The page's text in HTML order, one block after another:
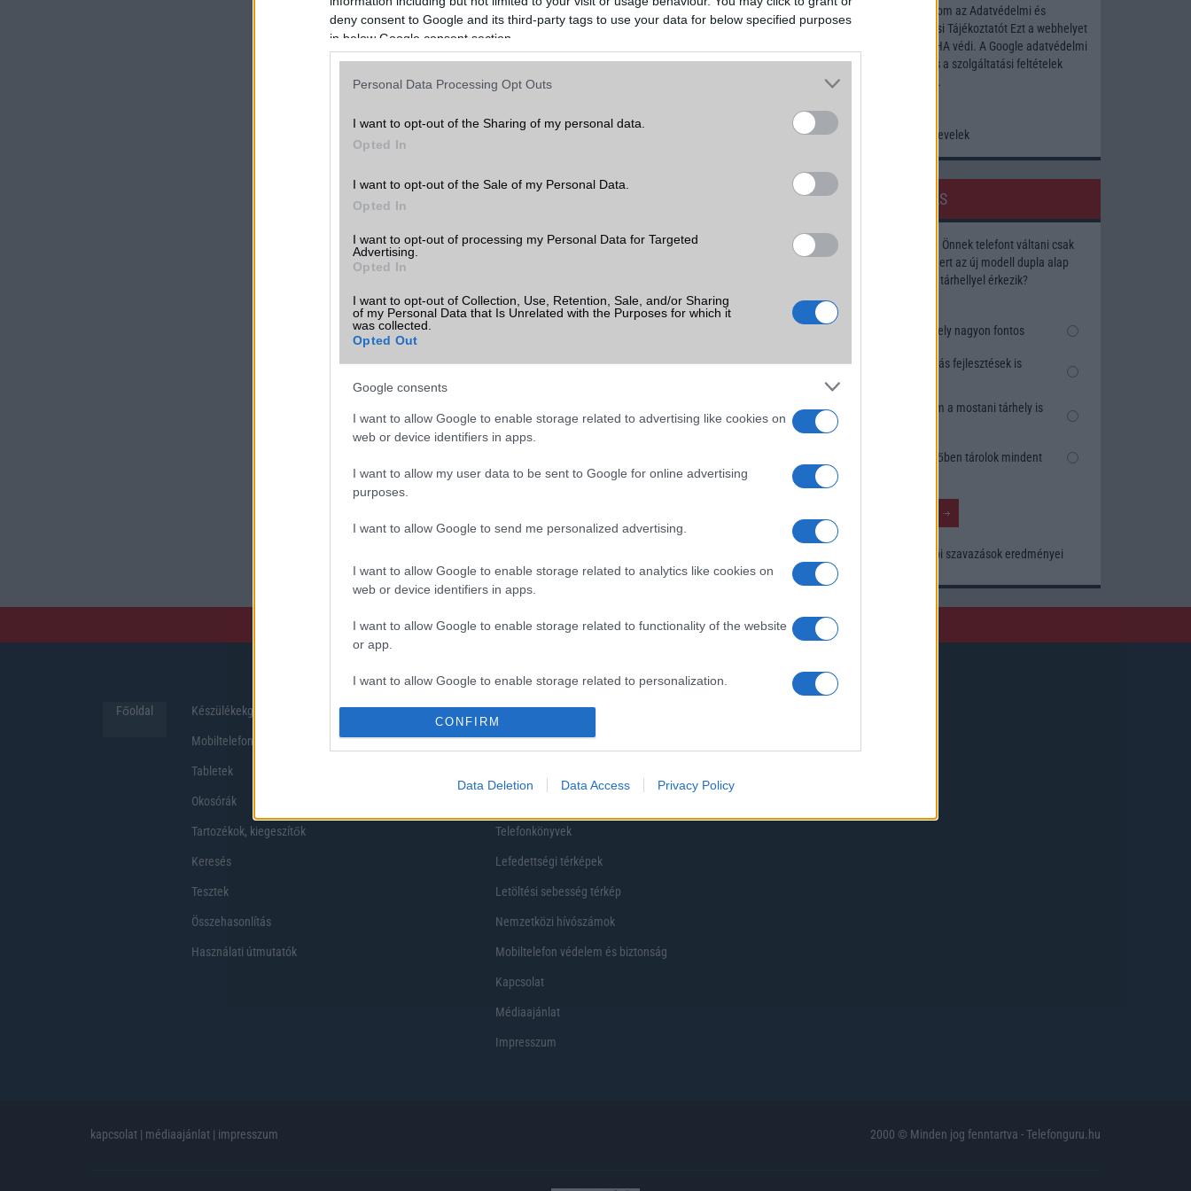
deny consent to Google and its third-party tags to use your data for below specified purposes
in below Google consent section.
Personal Data Processing Opt Outs
I want to opt-out of the Sharing of my personal data.
Opted In
I want to opt-out of the Sale of my Personal Data.
Opted In
I want to opt-out of processing my Personal Data for Targeted
Advertising.
Opted In
I want to opt-out of Collection, Use, Retention, Sale, and/or Sharing
of my Personal Data that Is Unrelated with the Purposes for which it
was collected.
Opted Out
Google consents
I want to allow Google to enable storage related to advertising like cookies on
web or device identifiers in apps.
I want to allow my user data to be sent to Google for online advertising
purposes.
I want to allow Google to send me personalized advertising.
I want to allow Google to enable storage related to analytics like cookies on
web or device identifiers in apps.
I want to allow Google to enable storage related to functionality of the website
or app.
I want to allow Google to enable storage related to personalization.
I want to allow Google to enable storage related to security, including
authentication functionality and fraud prevention, and other user protection.
CONFIRM
Data Deletion Data Access Privacy Policy
Elfogadom az Adatvédelmi és
Adatkezelési TájékoztatótEzt a webhelyet
a reCAPTCHA védi. A Google adatvédelmi
és a szolgáltatási feltételek
Korábbi hírlevelek
SZAVAZÁS
Megérné Önnek telefont váltani csak
azért, mert az új modell dupla alap
tárhellyel érkezik?
Igen, a tárhely nagyon fontos
Talán, ha más fejlesztések is
Nem, nekem a mostani tárhely is
Inkább felhőben tárolok mindent
Korábbi szavazások eredményei
Főoldal Készülékekguru
Mobiltelefonok
Tabletek
Okosórák
Tartozékok, kiegeszítők
Keresés
Tesztek
Összehasonlítás
Használati útmutatók
Hirek Telefon Árak
Yettel akciók
Tanácsdóguru
Wiki
Telefonkönyvek
Lefedettségi térképek
Letöltési sebesség térkép
Nemzetközi hívószámok
Mobiltelefon védelem és biztonság
Kapcsolat
Médiaajánlat
Impresszum
kapcsolat | médiaajánlat | impresszum 2000 © Minden jog fenntartva - Telefonguru.hu